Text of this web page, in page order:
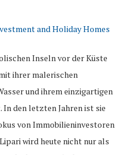
Inseln vor der Küste
ihrer malerischen
und ihrem einzigartigen
den letzten Jahren ist sie
von Immobilieninvestoren
wird heute nicht nur als